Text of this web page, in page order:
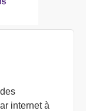
internet à